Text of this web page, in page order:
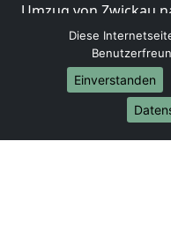
Umzug von Zwickau
Umzug von Zwickau
Umzug von Zwickau
Umzug von Zwickau
Internationale-
Umzug von Zwickau
Diese
Einverstanden